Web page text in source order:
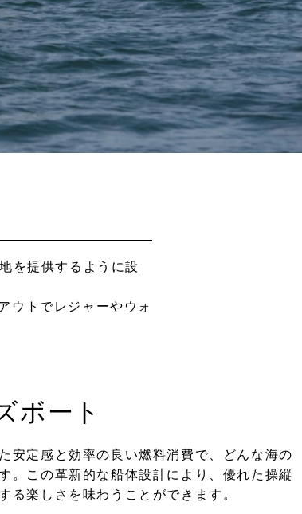
を提供するように設
ウトでレジャーやウォ
ボート
安定感と効率の良い燃料消費で、どんな海の
。この革新的な船体設計により、優れた操縦
る楽しさを味わうことができます。